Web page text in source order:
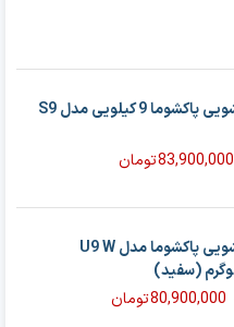
ماشین لباسشویی پاکشوما 9 کیلویی مدل S9
83,900,000تومان
ماشین لباسشویی پاکشوما مدل U9 W
80,900,000تومان